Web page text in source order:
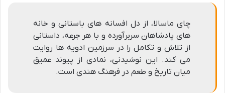
چای ماسالا، از دل افسانه های باستانی و خانه
های پادشاهان سربرآورده و با هر جرعه، داستانی
از تلاش و تکامل را در سرزمین ادویه ها روایت
می کند. این نوشیدنی، نمادی از پیوند عمیق
میان تاریخ و طعم در فرهنگ هندی است.